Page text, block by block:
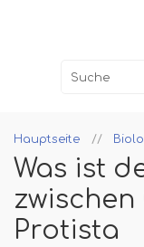
Hauptseite
Was ist
Protista